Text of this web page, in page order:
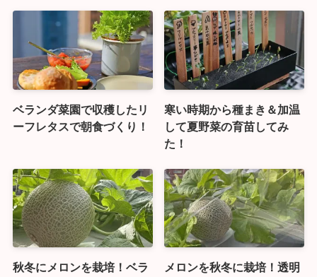
ベランダ菜園で収穫したリ
ーフレタスで朝食づくり！
寒い時期から種まき＆加温
して夏野菜の育苗してみ
た！
秋冬にメロンを栽培！ベラ
メロンを秋冬に栽培！透明